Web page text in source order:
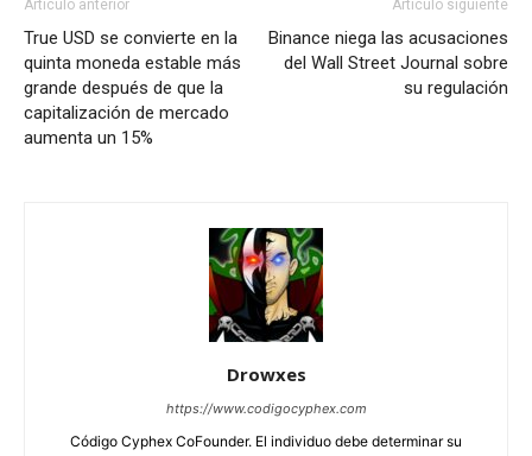
Artículo anterior
True USD se convierte en la
quinta moneda estable más
grande después de que la
capitalización de mercado
aumenta un 15%
Artículo siguiente
Binance niega las acusaciones
del Wall Street Journal sobre
su regulación
Drowxes
https://www.codigocyphex.com
Código Cyphex CoFounder. El individuo debe determinar su